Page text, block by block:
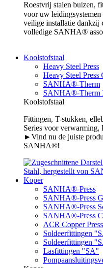
Roestvrij stalen buizen,
voor uw
veilige installatie
volledige SANHA®
Koolstofstaal
Heavy Steel Press
Heavy Steel Press
SANHA®-Therm
SANHA®-Therm
Koolstofstaal
Fittingen, T-stukken,
Series voor verwarming,
►Vind nu de juiste
SANHA®!
Koper
SANHA®-Press
SANHA®-Press
SANHA®-Press
SANHA®-Press
ACR Copper Press
Soldeerfittingen
Soldeerfittingen
Lasfittingen "SA"